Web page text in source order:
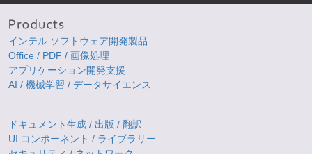
インテル ソフトウェア開発製品
Office / PDF / 画像処理
アプリケーション開発支援
AI / 機械学習 / データサイエンス
ドキュメント生成 / 出版 / 翻訳
UI コンポーネント / ライブラリー